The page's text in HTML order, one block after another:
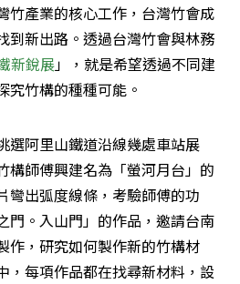
竹產業的核心工作，台灣竹會成
到新出路。透過台灣竹會與林務
新銳展」，就是希望透過不同建
究竹構的種種可能。
選阿里山鐵道沿線幾處車站展
構師傅興建名為「螢河月台」的
彎出弧度線條，考驗師傅的功
門。入山門」的作品，邀請台南
作，研究如何製作新的竹構材
，每項作品都在找尋新材料，設